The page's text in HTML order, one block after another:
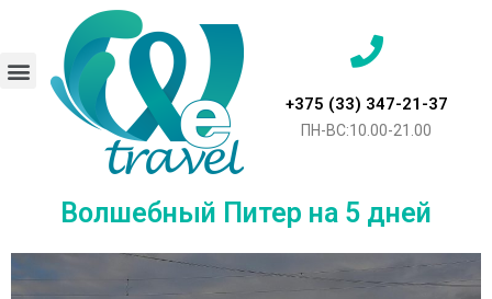
+375 (33) 347-21-37
ПН-ВС:10.00-21.00
Волшебный Питер на 5 дней